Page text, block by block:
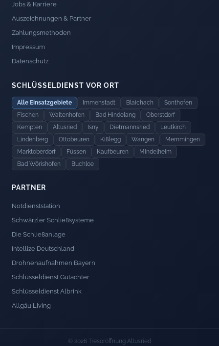
Jobs & Karriere
Auszeichnungen & Partner
Zahlungsmethoden
Impressum
Datenschutz
SCHLÜSSELDIENST VOR ORT
Alle Einsatzgebiete Immenstadt Blaichach
Sonthofen
Fischen
Waltenhofen Bad Hindelang
Oberstdorf
Kempten
Altusried Isny Dietmannsried
Leutkirch
Lindenberg
Ottobeuren Kißlegg Wangen
Memmingen
Marktoberdorf
Füssen Kaufbeuren
Mindelheim
Bad Wörishofen
Buchloe
PARTNER
Notdienststation
Schwärzler Schließsysteme
Die Schließanlage
Intellize Deutschland
Drohnenaufnahmen Bayern
Schlüsseldienst Gutachter
Schlüsseldienst Albrink
Allgäu Living
© 2026 Tresoröffnung Altusried